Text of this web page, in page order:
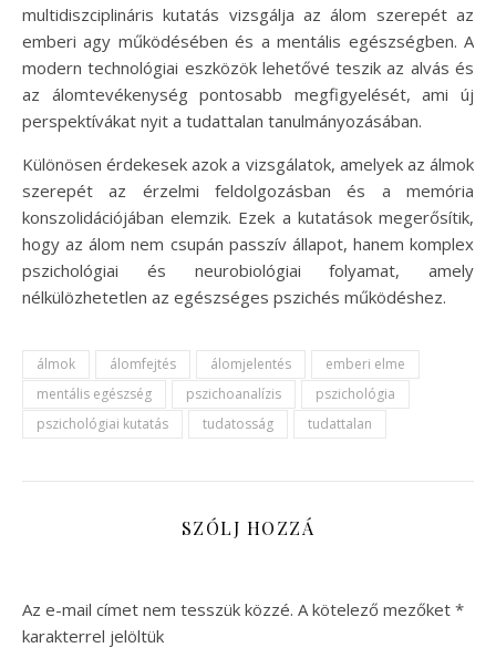
multidiszciplináris kutatás vizsgálja az álom szerepét az
emberi agy működésében és a mentális egészségben. A
modern technológiai eszközök lehetővé teszik az alvás és
az álomtevékenység pontosabb megfigyelését, ami új
perspektívákat nyit a tudattalan tanulmányozásában.
Különösen érdekesek azok a vizsgálatok, amelyek az álmok
szerepét az érzelmi feldolgozásban és a memória
konszolidációjában elemzik. Ezek a kutatások megerősítik,
hogy az álom nem csupán passzív állapot, hanem komplex
pszichológiai és neurobiológiai folyamat, amely
nélkülözhetetlen az egészséges pszichés működéshez.
álmok álomfejtés álomjelentés
emberi elme
mentális egészség
pszichoanalízis
pszichológia
pszichológiai kutatás
tudatosság tudattalan
SZÓLJ HOZZÁ
Az e-mail címet nem tesszük közzé. A kötelező mezőket *
karakterrel jelöltük